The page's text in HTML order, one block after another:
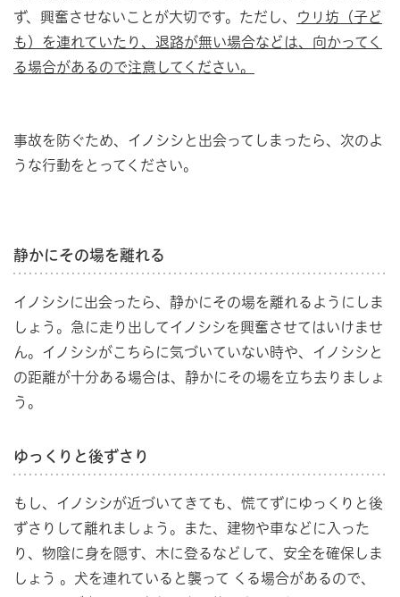
ず、興奮させないことが大切です。ただし、
ウリ坊（子ど
も）を連れていたり、退路が無い場合などは、向かってく
る場合があるので注意してください。
事故を防ぐため、イノシシと出会ってしまったら、次のよ
うな行動をとってください。
静かにその場を離れる
イノシシに出会ったら、静かにその場を離れるようにしま
しょう。急に走り出してイノシシを興奮させてはいけませ
ん。イノシシがこちらに気づいていない時や、イノシシと
の距離が十分ある場合は、静かにその場を立ち去りましょ
う。
ゆっくりと後ずさり
もし、イノシシが近づいてきても、慌てずにゆっくりと後
ずさりして離れましょう。また、建物や車などに入った
り、物陰に身を隠す、木に登るなどして、安全を確保しま
しょう 。犬を連れていると襲って くる場合があるので、